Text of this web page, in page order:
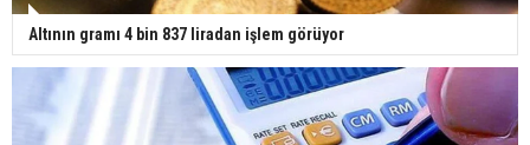
Altının gramı 4 bin 837 liradan işlem görüyor